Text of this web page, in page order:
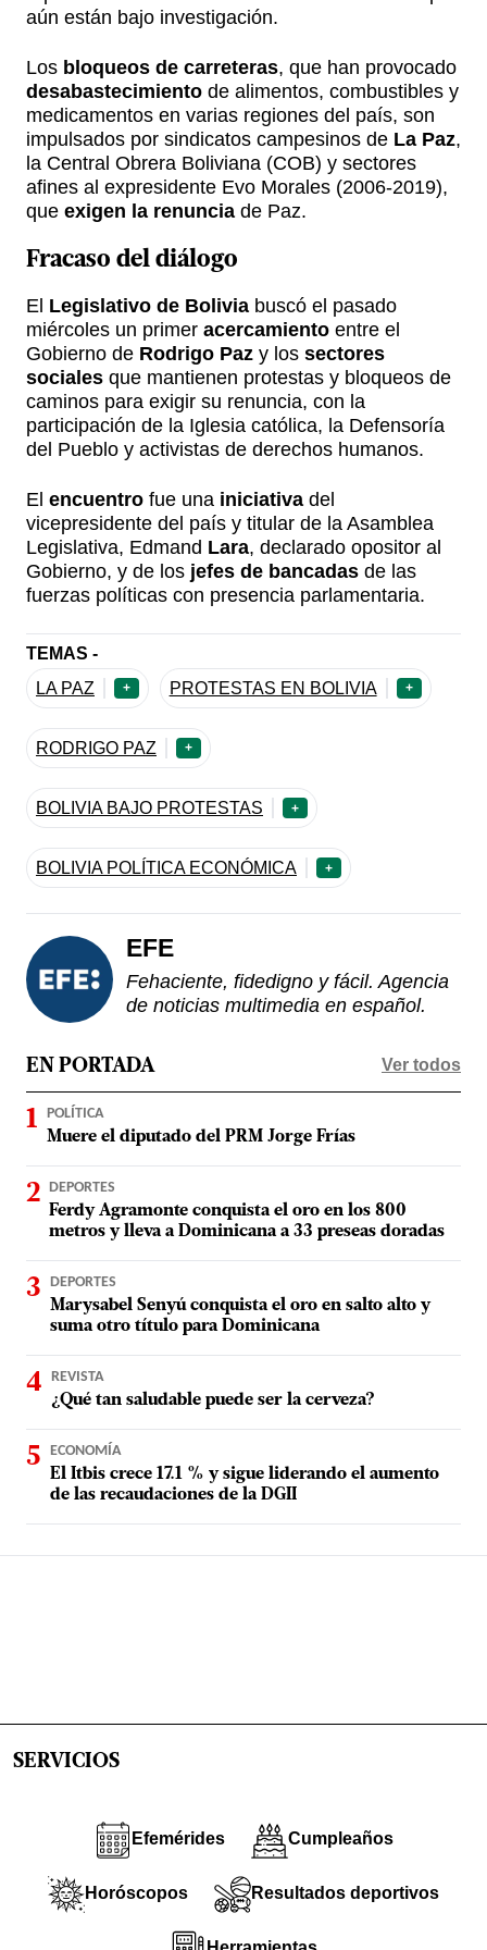
aún están bajo investigación.
Los bloqueos de carreteras, que han provocado
desabastecimiento de alimentos, combustibles y
medicamentos en varias regiones del país, son
impulsados por sindicatos campesinos de La Paz,
la Central Obrera Boliviana (COB) y sectores
afines al expresidente Evo Morales (2006-2019),
que exigen la renuncia de Paz.
Fracaso del diálogo
El Legislativo de Bolivia buscó el pasado
miércoles un primer acercamiento entre el
Gobierno de Rodrigo Paz y los sectores
sociales que mantienen protestas y bloqueos de
caminos para exigir su renuncia, con la
participación de la Iglesia católica, la Defensoría
del Pueblo y activistas de derechos humanos.
El encuentro fue una iniciativa del
vicepresidente del país y titular de la Asamblea
Legislativa, Edmand Lara, declarado opositor al
Gobierno, y de los jefes de bancadas de las
fuerzas políticas con presencia parlamentaria.
TEMAS -
LA PAZ
+ PROTESTAS EN BOLIVIA +
RODRIGO PAZ +
BOLIVIA BAJO PROTESTAS +
BOLIVIA POLÍTICA ECONÓMICA +
EFE
Fehaciente, fidedigno y fácil. Agencia
de noticias multimedia en español.
EN PORTADA Ver todos
POLÍTICA
Muere el diputado del PRM Jorge Frías
DEPORTES
Ferdy Agramonte conquista el oro en los 800
metros y lleva a Dominicana a 33 preseas doradas
DEPORTES
Marysabel Senyú conquista el oro en salto alto y
suma otro título para Dominicana
REVISTA
¿Qué tan saludable puede ser la cerveza?
ECONOMÍA
El Itbis crece 17.1 % y sigue liderando el aumento
de las recaudaciones de la DGII
SERVICIOS
Efemérides Cumpleaños
Horóscopos Resultados deportivos